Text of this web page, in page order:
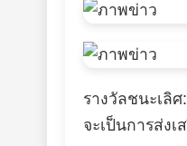
รางวัลชนะเลิ
จะเป็นการส่ง